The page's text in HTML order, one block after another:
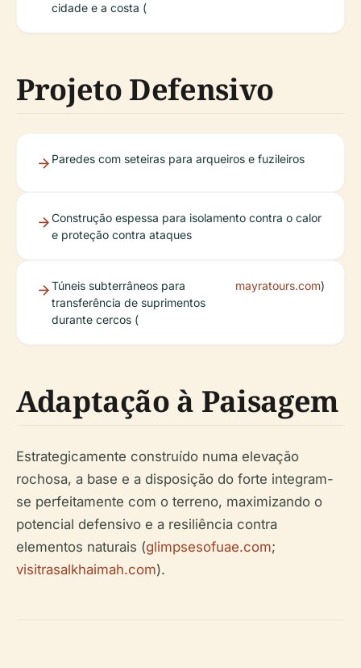
cidade e a costa (
Projeto Defensivo
Paredes com seteiras para arqueiros e fuzileiros
Construção espessa para isolamento contra o calor
e proteção contra ataques
Túneis subterrâneos para
transferência de suprimentos
durante cercos (
mayratours.com)
Adaptação à Paisagem
Estrategicamente construído numa elevação
rochosa, a base e a disposição do forte integram-
se perfeitamente com o terreno, maximizando o
potencial defensivo e a resiliência contra
elementos naturais (glimpsesofuae.com;
visitrasalkhaimah.com).